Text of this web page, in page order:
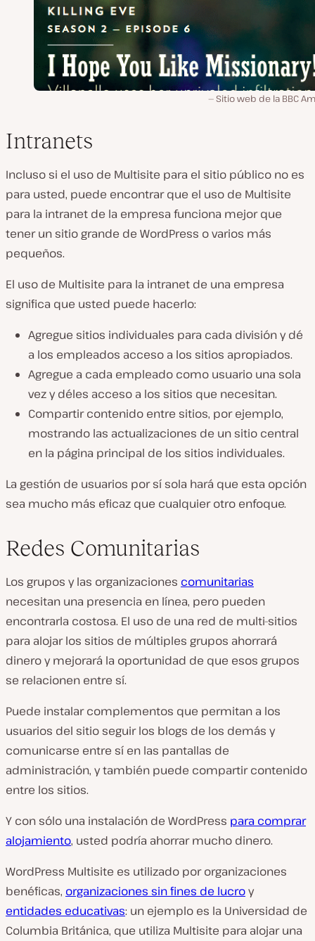
Sitio web de la BBC
Intranets
Incluso si el uso de Multisite para el sitio público no es
para usted, puede encontrar que el uso de Multisite
para la intranet de la empresa funciona mejor que
tener un sitio grande de WordPress o varios más
pequeños.
El uso de Multisite para la intranet de una empresa
significa que usted puede hacerlo:
Agregue sitios individuales para cada división y dé
a los empleados acceso a los sitios apropiados.
Agregue a cada empleado como usuario una sola
vez y déles acceso a los sitios que necesitan.
Compartir contenido entre sitios, por ejemplo,
mostrando las actualizaciones de un sitio central
en la página principal de los sitios individuales.
La gestión de usuarios por sí sola hará que esta opción
sea mucho más eficaz que cualquier otro enfoque.
Redes Comunitarias
Los grupos y las organizaciones comunitarias
necesitan una presencia en línea, pero pueden
encontrarla costosa. El uso de una red de multi-sitios
para alojar los sitios de múltiples grupos ahorrará
dinero y mejorará la oportunidad de que esos grupos
se relacionen entre sí.
Puede instalar complementos que permitan a los
usuarios del sitio seguir los blogs de los demás y
comunicarse entre sí en las pantallas de
administración, y también puede compartir contenido
entre los sitios.
Y con sólo una instalación de WordPress para comprar
alojamiento, usted podría ahorrar mucho dinero.
WordPress Multisite es utilizado por organizaciones
benéficas, organizaciones sin fines de lucroy
entidades educativas: un ejemplo es la Universidad de
Columbia Británica, que utiliza Multisite para alojar una